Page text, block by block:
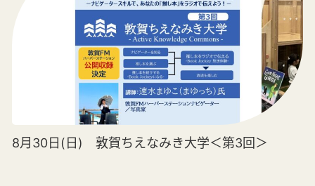
8月30日(日) 敦賀ちえなみき大学＜第3回＞